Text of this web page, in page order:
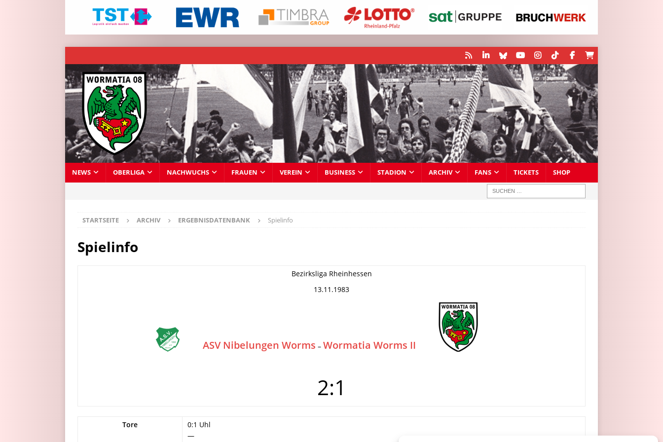
NEWS OBERLIGA NACHWUCHS FRAUEN VEREIN BUSINESS STADION ARCHIV FANS TICKETS SHOP
STARTSEITE ARCHIV ERGEBNISDATENBANK Spielinfo
Spielinfo
Bezirksliga Rheinhessen
13.11.1983
ASV Nibelungen Worms – Wormatia Worms II
2:1
Tore
0:1 Uhl
—